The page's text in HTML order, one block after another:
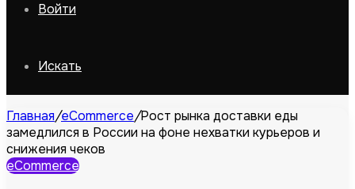
Войти
Искать
Главная/eCommerce/Рост рынка доставки еды
замедлился в России на фоне нехватки курьеров и
снижения чеков
eCommerce